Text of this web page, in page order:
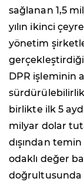
sağlanan 1,5
yılın ikinci
yönetim
DPR işleminin
birlikte ilk 5
milyar dolar
dışından
odaklı değer
doğrultusunda